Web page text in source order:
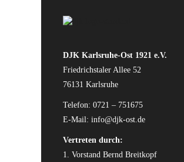
DJK Karlsruhe-Ost 1921 e.V.
Friedrichstaler Allee 52
76131 Karlsruhe
Telefon: 0721 – 751675
E-Mail: info@djk-ost.de
Vertreten durch:
1. Vorstand Bernd Breitkopf